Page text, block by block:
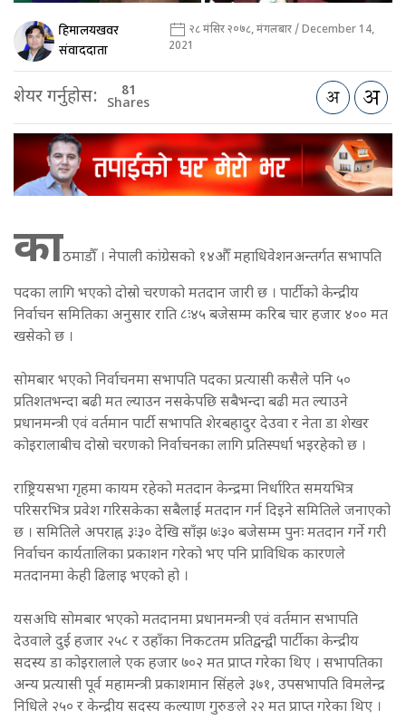
हिमालयखवर
संवाददाता
२८ मंसिर २०७८, मंगलबार / December 14,
2021
शेयर गर्नुहोस: 81
Shares
काठमाडौँ । नेपाली कांग्रेसको १४औँ महाधिवेशनअन्तर्गत सभापति
पदका लागि भएको दोस्रो चरणको मतदान जारी छ । पार्टीको केन्द्रीय
निर्वाचन समितिका अनुसार राति ८ः४५ बजेसम्म करिब चार हजार ४०० मत
खसेको छ ।
सोमबार भएको निर्वाचनमा सभापति पदका प्रत्यासी कसैले पनि ५०
प्रतिशतभन्दा बढी मत ल्याउन नसकेपछि सबैभन्दा बढी मत ल्याउने
प्रधानमन्त्री एवं वर्तमान पार्टी सभापति शेरबहादुर देउवा र नेता डा शेखर
कोइरालाबीच दोस्रो चरणको निर्वाचनका लागि प्रतिस्पर्धा भइरहेको छ ।
राष्ट्रियसभा गृहमा कायम रहेको मतदान केन्द्रमा निर्धारित समयभित्र
परिसरभित्र प्रवेश गरिसकेका सबैलाई मतदान गर्न दिइने समितिले जनाएको
छ । समितिले अपराह्न ३ः३० देखि साँझ ७ः३० बजेसम्म पुनः मतदान गर्ने गरी
निर्वाचन कार्यतालिका प्रकाशन गरेको भए पनि प्राविधिक कारणले
मतदानमा केही ढिलाइ भएको हो ।
यसअघि सोमबार भएको मतदानमा प्रधानमन्त्री एवं वर्तमान सभापति
देउवाले दुई हजार २५८ र उहाँका निकटतम प्रतिद्वन्द्वी पार्टीका केन्द्रीय
सदस्य डा कोइरालाले एक हजार ७०२ मत प्राप्त गरेका थिए । सभापतिका
अन्य प्रत्यासी पूर्व महामन्त्री प्रकाशमान सिंहले ३७१, उपसभापति विमलेन्द्र
निधिले २५० र केन्द्रीय सदस्य कल्याण गुरुङले २२ मत प्राप्त गरेका थिए ।